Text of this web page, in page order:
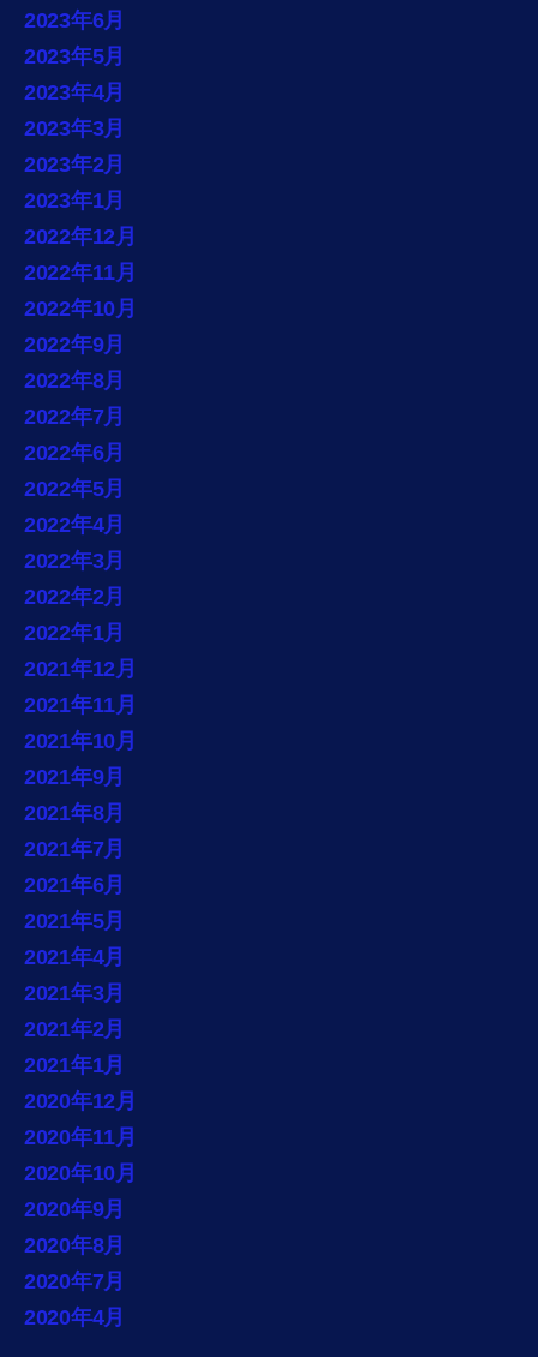
2023年6月
2023年5月
2023年4月
2023年3月
2023年2月
2023年1月
2022年12月
2022年11月
2022年10月
2022年9月
2022年8月
2022年7月
2022年6月
2022年5月
2022年4月
2022年3月
2022年2月
2022年1月
2021年12月
2021年11月
2021年10月
2021年9月
2021年8月
2021年7月
2021年6月
2021年5月
2021年4月
2021年3月
2021年2月
2021年1月
2020年12月
2020年11月
2020年10月
2020年9月
2020年8月
2020年7月
2020年4月